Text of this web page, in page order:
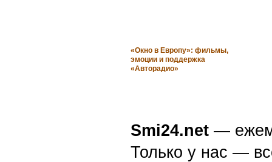
«Окно в Европу»: фильмы,
эмоции и поддержка
«Авторадио»
Smi24.net —
Только у нас —